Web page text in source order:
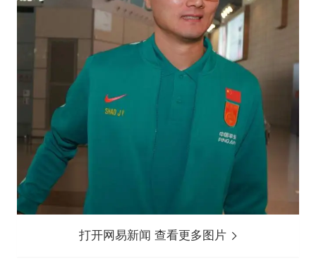
打开网易新闻 查看更多图片